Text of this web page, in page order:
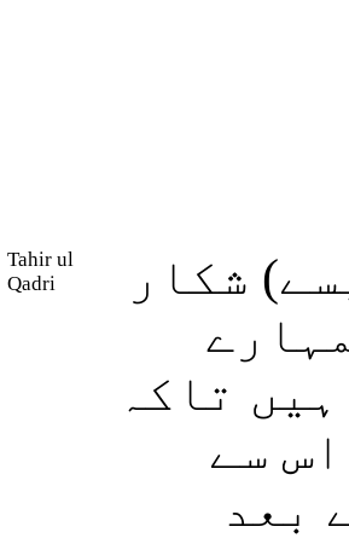
Tahir ul
Qadri
شکار
تاکہ
سے
بعد